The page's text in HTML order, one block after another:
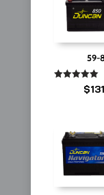
59-
Valorado
$